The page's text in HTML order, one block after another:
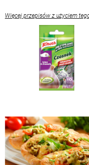
Więcej przepisów z użyciem